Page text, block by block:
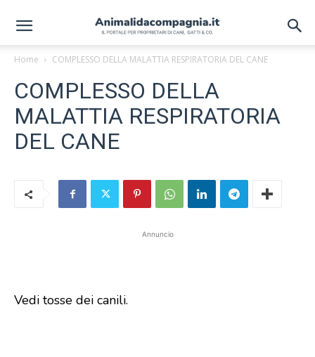
Home COMPLESSO DELLA MALATTIA RESPIRATORIA DEL CANE
COMPLESSO DELLA
MALATTIA RESPIRATORIA
DEL CANE
Annuncio
Vedi tosse dei canili.